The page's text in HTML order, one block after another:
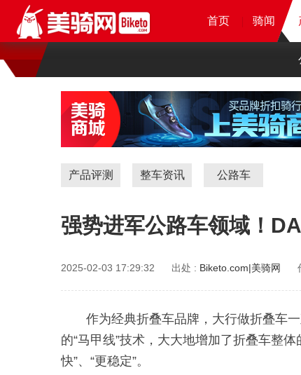
首页
首页 骑闻
首页 骑闻
首页 骑闻
产品评测 整车资讯 公路车
强势进军公路车领域！
2025-02-03 17:29:32 出处 : Biketo.com|美骑网
作为经典折叠车品牌，大行做折叠车
的“马甲线”技术，大大地增加了折叠车整
快”、“更稳定”。